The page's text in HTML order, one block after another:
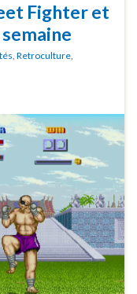
Fighter et
, Retroculture,